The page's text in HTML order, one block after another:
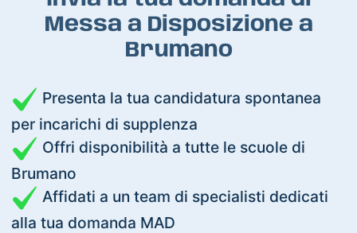
Messa a Disposizione a
Brumano
Presenta la tua candidatura spontanea
per incarichi di supplenza
Offri disponibilità a tutte le scuole di
Brumano
Affidati a un team di specialisti dedicati
alla tua domanda MAD